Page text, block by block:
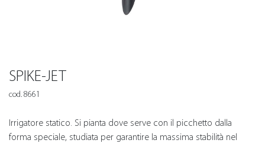
SPIKE-JET
cod. 8661
Irrigatore statico. Si pianta dove serve con il picchetto dalla
forma speciale, studiata per garantire la massima stabilità nel